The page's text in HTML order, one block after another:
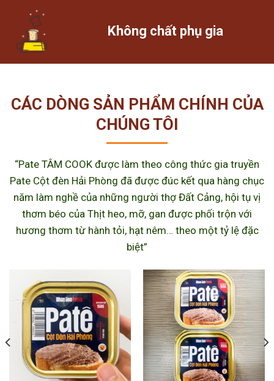
Không chất phụ gia
CÁC DÒNG SẢN PHẨM CHÍNH CỦA
CHÚNG TÔI
“Pate TÂM COOK được làm theo công thức gia truyền
Pate Cột đèn Hải Phòng đã được đúc kết qua hàng chục
năm làm nghề của những người thợ Đất Cảng, hội tụ vị
thơm béo của Thịt heo, mỡ, gan được phối trộn với
hương thơm từ hành tỏi, hạt nêm… theo một tỷ lệ đặc
biệt”